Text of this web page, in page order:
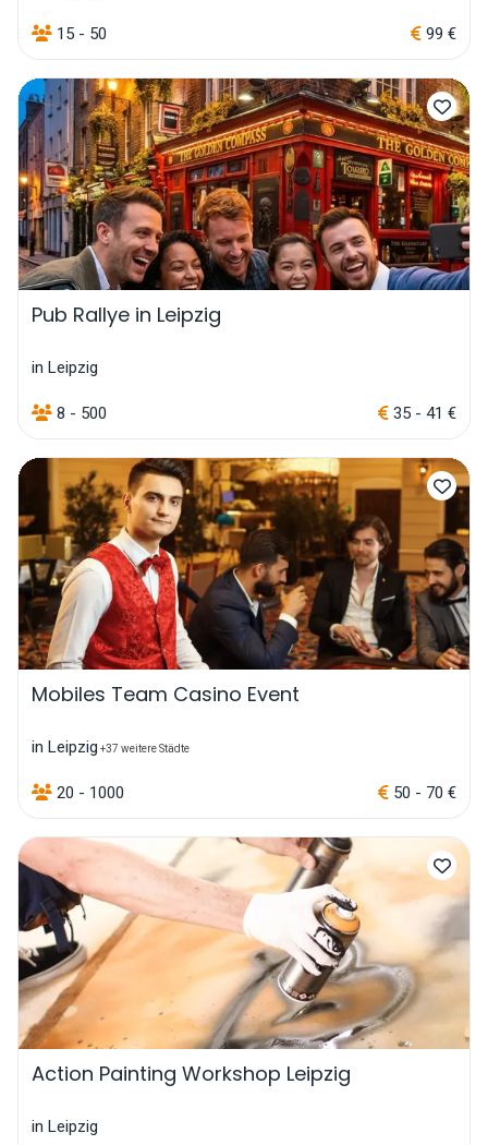
15 - 50 99 €
Pub Rallye in Leipzig
in Leipzig
8 - 500 35 - 41 €
Mobiles Team Casino Event
in Leipzig +37 weitere Städte
20 - 1000 50 - 70 €
Action Painting Workshop Leipzig
in Leipzig